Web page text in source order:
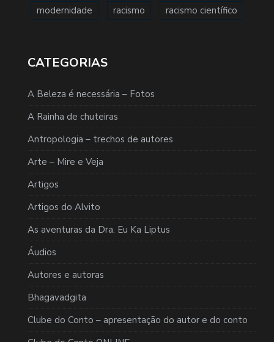
modernidade racismo racismo científico
CATEGORIAS
A Beleza é necessária – Fotos
A Rainha de chuteiras
Antropologia – trechos de autores
Arte – Mire e Veja
Artigos
Artigos do Alvito
As aventuras da Dra. Eu Ka Liptus
Áudios
Autores e autoras
Bhagavadgita
Clube do Conto – apresentação do autor e do conto